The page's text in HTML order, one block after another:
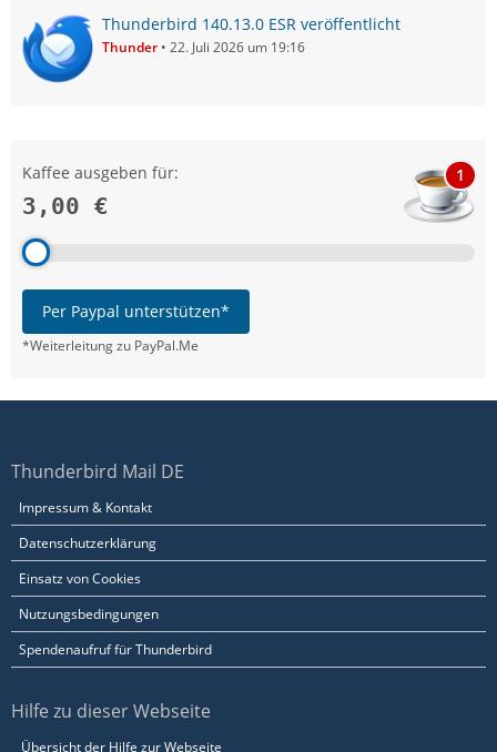
Thunderbird 140.13.0 ESR veröffentlicht
Thunder 22. Juli 2026 um 19:16
Kaffee ausgeben für:
3,00 €
1
Per Paypal unterstützen*
*Weiterleitung zu PayPal.Me
Thunderbird Mail DE
Impressum & Kontakt
Datenschutzerklärung
Einsatz von Cookies
Nutzungsbedingungen
Spendenaufruf für Thunderbird
Hilfe zu dieser Webseite
Übersicht der Hilfe zur Webseite